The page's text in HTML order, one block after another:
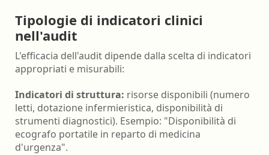
Tipologie di indicatori clinici
nell'audit
L'efficacia dell'audit dipende dalla scelta di indicatori
appropriati e misurabili:
Indicatori di struttura: risorse disponibili (numero
letti, dotazione infermieristica, disponibilità di
strumenti diagnostici). Esempio: "Disponibilità di
ecografo portatile in reparto di medicina
d'urgenza".